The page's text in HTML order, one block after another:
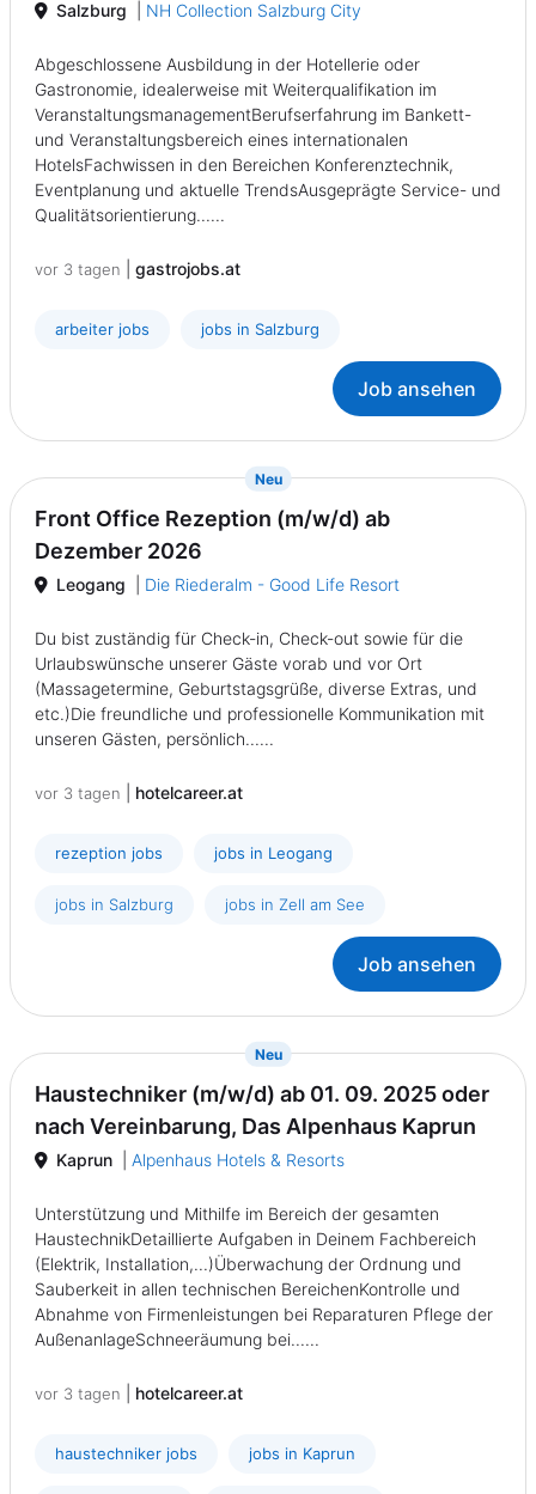
Salzburg NH Collection Salzburg City
Abgeschlossene Ausbildung in der Hotellerie oder
Gastronomie, idealerweise mit Weiterqualifikation im
VeranstaltungsmanagementBerufserfahrung im Bankett-
und Veranstaltungsbereich eines internationalen
HotelsFachwissen in den Bereichen Konferenztechnik,
Eventplanung und aktuelle TrendsAusgeprägte Service- und
Qualitätsorientierung......
vor 3 tagen gastrojobs.at
arbeiter jobs jobs in Salzburg
Job ansehen
Neu{prompt.job}
Front Office Rezeption (m/w/d) ab
Dezember 2026
Leogang Die Riederalm - Good Life Resort
Du bist zuständig für Check-in, Check-out sowie für die
Urlaubswünsche unserer Gäste vorab und vor Ort
(Massagetermine, Geburtstagsgrüße, diverse Extras, und
etc.)Die freundliche und professionelle Kommunikation mit
unseren Gästen, persönlich......
vor 3 tagen hotelcareer.at
rezeption jobs jobs in Leogang
jobs in Salzburg jobs in Zell am See
Job ansehen
Neu{prompt.job}
Haustechniker (m/w/d) ab 01. 09. 2025 oder
nach Vereinbarung, Das Alpenhaus Kaprun
Kaprun Alpenhaus Hotels & Resorts
Unterstützung und Mithilfe im Bereich der gesamten
HaustechnikDetaillierte Aufgaben in Deinem Fachbereich
(Elektrik, Installation,...)Überwachung der Ordnung und
Sauberkeit in allen technischen BereichenKontrolle und
Abnahme von Firmenleistungen bei Reparaturen Pflege der
AußenanlageSchneeräumung bei......
vor 3 tagen hotelcareer.at
haustechniker jobs jobs in Kaprun